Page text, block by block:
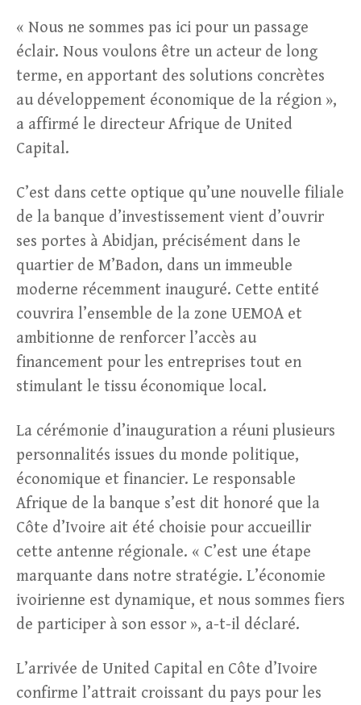
« Nous ne sommes pas ici pour un passage
éclair. Nous voulons être un acteur de long
terme, en apportant des solutions concrètes
au développement économique de la région »,
a affirmé le directeur Afrique de United
Capital.
C’est dans cette optique qu’une nouvelle filiale
de la banque d’investissement vient d’ouvrir
ses portes à Abidjan, précisément dans le
quartier de M’Badon, dans un immeuble
moderne récemment inauguré. Cette entité
couvrira l’ensemble de la zone UEMOA et
ambitionne de renforcer l’accès au
financement pour les entreprises tout en
stimulant le tissu économique local.
La cérémonie d’inauguration a réuni plusieurs
personnalités issues du monde politique,
économique et financier. Le responsable
Afrique de la banque s’est dit honoré que la
Côte d’Ivoire ait été choisie pour accueillir
cette antenne régionale. « C’est une étape
marquante dans notre stratégie. L’économie
ivoirienne est dynamique, et nous sommes fiers
de participer à son essor », a-t-il déclaré.
L’arrivée de United Capital en Côte d’Ivoire
confirme l’attrait croissant du pays pour les